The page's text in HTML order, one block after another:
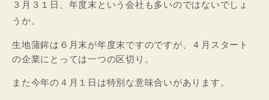
３月３１日、年度末という会社も多いのではないでしょ
うか。
生地蒲鉾は６月末が年度末ですのですが、４月スタート
の企業にとっては一つの区切り。
また今年の４月１日は特別な意味合いがあります。